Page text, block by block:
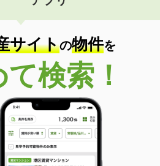
群馬県邑楽郡明和町新里
1K
万円
群馬県館林市代官町
23.18m²
サイトの物件を
検索！